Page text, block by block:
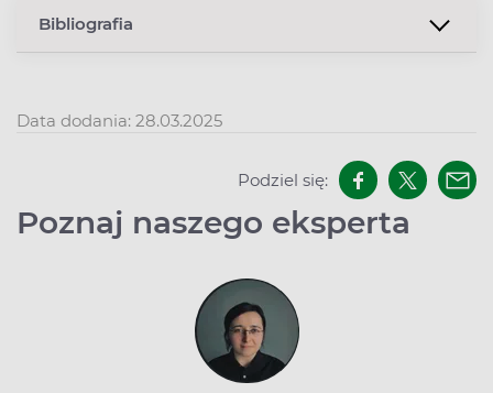
Bibliografia
Data dodania: 28.03.2025
Podziel się:
Poznaj naszego eksperta